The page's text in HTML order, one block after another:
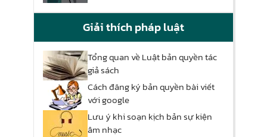
Giải thích pháp luật
Tổng quan về Luật bản quyền tác
giả sách
Cách đăng ký bản quyền bài viết
với google
Lưu ý khi soạn kịch bản sự kiện
âm nhạc